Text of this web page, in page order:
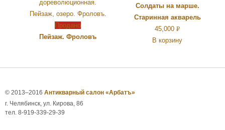
Продано
Пейзаж. Фроловъ
Солдаты на марше.
Старинная акварель
45,000 Р
УБ.
В корзину
© 2013–2016 Антикварный салон «Арбатъ»
г. Челябинск, ул. Кирова, 86
тел. 8-919-339-29-39